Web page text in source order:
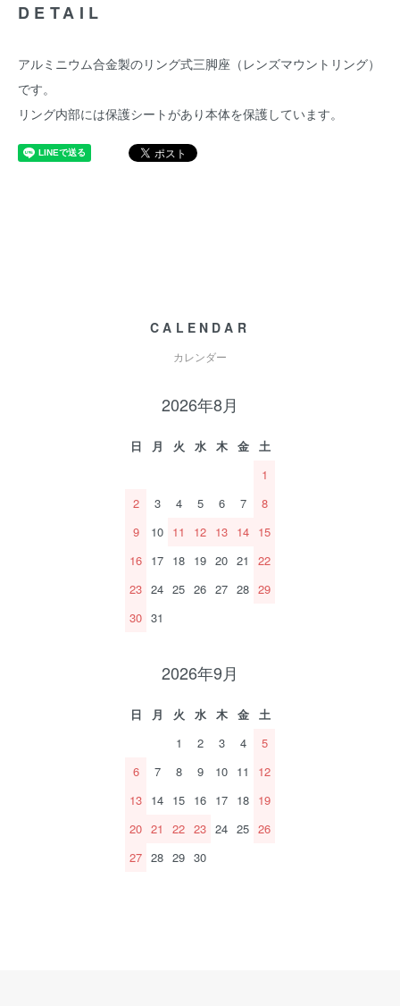
DETAIL
アルミニウム合金製のリング式三脚座（レンズマウントリング）
です。
リング内部には保護シートがあり本体を保護しています。
CALENDAR
カレンダー
2026年8月
日 月 火 水 木 金
土
1
2
3 4 5 6 7
8
9
10 11 12 13 14 15
16 17 18 19 20 21
22
23 24 25 26 27 28 29
30 31
2026年9月
日 月 火 水 木 金
土
1
2 3 4
5
6
7 8 9 10 11
12
13 14 15 16 17 18 19
20 21 22 23 24 25 26
27 28 29 30